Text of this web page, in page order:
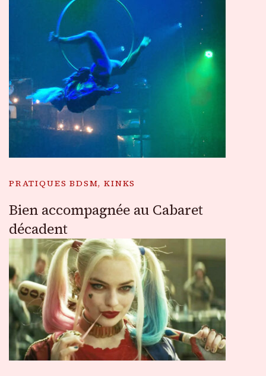
PRATIQUES BDSM, KINKS
Bien accompagnée au Cabaret
décadent